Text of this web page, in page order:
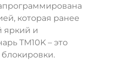
которая ранее
яркий и
TM10K – это